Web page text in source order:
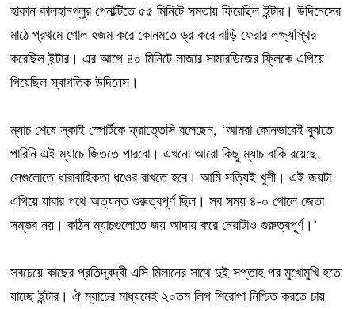
হাকান কালহানগ্লুর পেনাল্টিতে ৫৫ মিনিটে সমতায় ফিরেছিল ইন্টার। উদিনেসের
মাঠে প্রথমে গোল হজম করে কোনমতে ড্র করে বাড়ি ফেরার লক্ষ্যস্থির
করেছিল ইন্টার। এর আগে ৪০ মিনিটে লাজার সামারডিজের ফ্লিকে এগিয়ে
গিয়েছিল স্বাগতিক উদিনেস।
ম্যাচ শেষে স্কাই স্পোর্টকে ফ্রাত্তেসি বলেছেন, ‘আমরা কোনভাবেই বুঝতে
পারিনি এই ম্যাচে জিততে পারবো। এখনো আরো কিছু ম্যাচ বাকি রয়েছে,
সেগুলোতে ধারাবাহিকতা ধওের রাখতে হবে। আমি সত্যিই খুশী। এই জয়টা
এগিয়ে যাবার পথে অত্যন্ত গুরুত্বপূর্ণ ছিল। সব সময় ৪-০ গোলে জেতা
সম্ভব নয়। কঠিন ম্যাচগুলোতে জয় আদায় করে নেয়াটাও গুরুত্বপূর্ণ।’
সবচেয়ে কাছের প্রতিদ্বন্দ্বী এসি মিলানের সাথে দুই সপ্তাহ পর মুখোমুখি হতে
যাচ্ছে ইন্টার। ঐ ম্যাচের মাধ্যমেই ২০তম লিগ শিরোপা নিশ্চিত করতে চায়